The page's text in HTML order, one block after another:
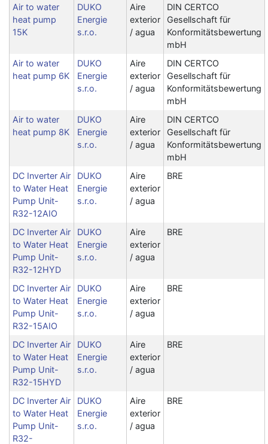
Air to water
heat pump
15K
DUKO
Energie
s.r.o.
Aire
exterior
/ agua
DIN CERTCO
Gesellschaft für
Konformitätsbewertung
mbH
Air to water
heat pump 6K
DUKO
Energie
s.r.o.
Aire
exterior
/ agua
DIN CERTCO
Gesellschaft für
Konformitätsbewertung
mbH
Air to water
heat pump 8K
DUKO
Energie
s.r.o.
Aire
exterior
/ agua
DIN CERTCO
Gesellschaft für
Konformitätsbewertung
mbH
DC Inverter Air
to Water Heat
Pump Unit-
R32-12AIO
DUKO
Energie
s.r.o.
Aire
exterior
/ agua
BRE
DC Inverter Air
to Water Heat
Pump Unit-
R32-12HYD
DUKO
Energie
s.r.o.
Aire
exterior
/ agua
BRE
DC Inverter Air
to Water Heat
Pump Unit-
R32-15AIO
DUKO
Energie
s.r.o.
Aire
exterior
/ agua
BRE
DC Inverter Air
to Water Heat
Pump Unit-
R32-15HYD
DUKO
Energie
s.r.o.
Aire
exterior
/ agua
BRE
DC Inverter Air
to Water Heat
Pump Unit-
R32-
DUKO
Energie
s.r.o.
Aire
exterior
/ agua
BRE